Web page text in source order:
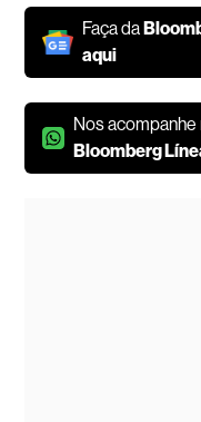
Faça da
aqui
Nos
Bloomberg